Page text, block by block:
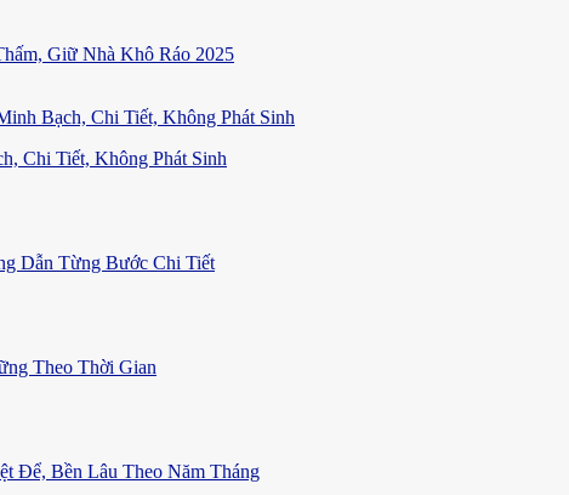
Giữ Nhà Khô Ráo 2025
Chi Tiết, Không Phát Sinh
Dẫn Từng Bước Chi Tiết
Theo Thời Gian
Để, Bền Lâu Theo Năm Tháng